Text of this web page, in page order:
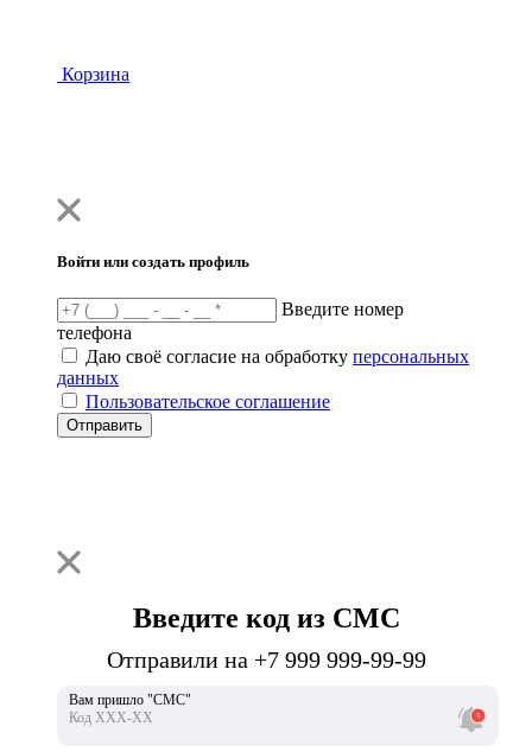
Корзина
Войти или создать профиль
Введите номер
телефона
Даю своё согласие на обработку персональных
данных
Пользовательское соглашение
Отправить
Введите код из СМС
Отправили на +7 999 999-99-99
Вам пришло "СМС"
Код ХХХ-ХХ